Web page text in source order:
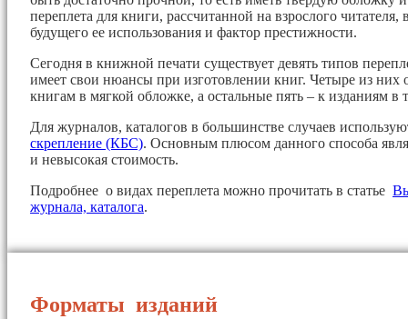
переплета для книги, рассчитанной на взрослого читателя,
будущего ее использования и фактор престижности.
Сегодня в книжной печати существует девять типов
имеет свои нюансы при изготовлении книг. Четыре из них
книгам в мягкой обложке, а остальные пять – к изданиям в
Для журналов, каталогов в большинстве случаев
скрепление (КБС). Основным плюсом данного способа
и невысокая стоимость.
Подробнее о видах переплета можно прочитать в статье
журнала, каталога.
Форматы изданий